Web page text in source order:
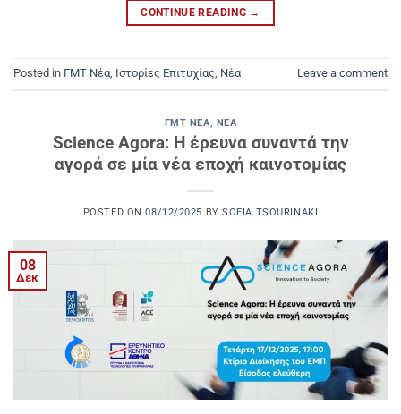
CONTINUE READING →
Posted in ΓΜΤ Νέα Ιστορίες Επιτυχίας Νέα Leave a comment
ΓΜΤ ΝΈΑ ΝΈΑ
Science Agora: Η έρευνα συναντά την
αγορά σε μία νέα εποχή καινοτομίας
POSTED ON08/12/2025 BYSOFIA TSOURINAKI
08
Δεκ